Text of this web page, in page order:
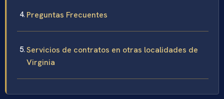
Preguntas Frecuentes
Servicios de contratos en otras localidades de
Virginia